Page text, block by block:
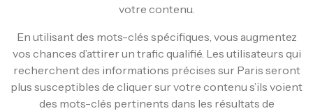
votre contenu.
En utilisant des mots-clés spécifiques, vous augmentez
vos chances d’attirer un trafic qualifié. Les utilisateurs qui
recherchent des informations précises sur Paris seront
plus susceptibles de cliquer sur votre contenu s’ils voient
des mots-clés pertinents dans les résultats de